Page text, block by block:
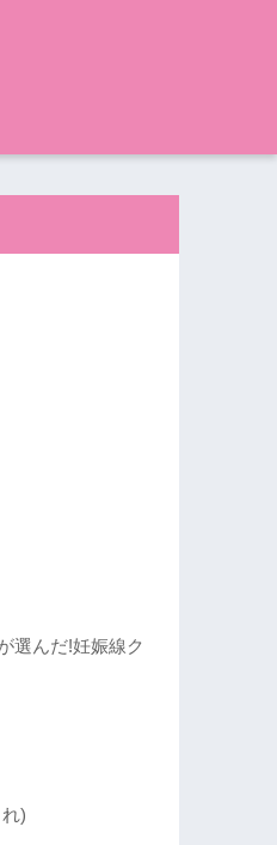
選んだ!妊娠線ク
)